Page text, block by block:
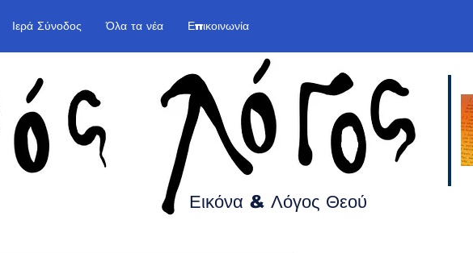
Ιερά Σύνοδος Όλα τα νέα Επικοινωνία
Εικόνα & Λόγος Θεού